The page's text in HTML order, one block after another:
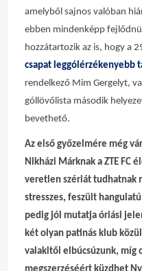
amelyből sajnos valóban
ebben mindenképp
hozzátartozik az is, hogy a
csapat leggólérzékenyebb
rendelkező Mim Gergelyt,
góllövőlista második
bevethető.
Az első győzelmére még
Nikházi Márknak a ZTE FC
veretlen szériát tudhatnak
stresszes, feszült
pedig jól mutatja óriási
két olyan patinás klub
valakitől elbúcsúzunk, míg